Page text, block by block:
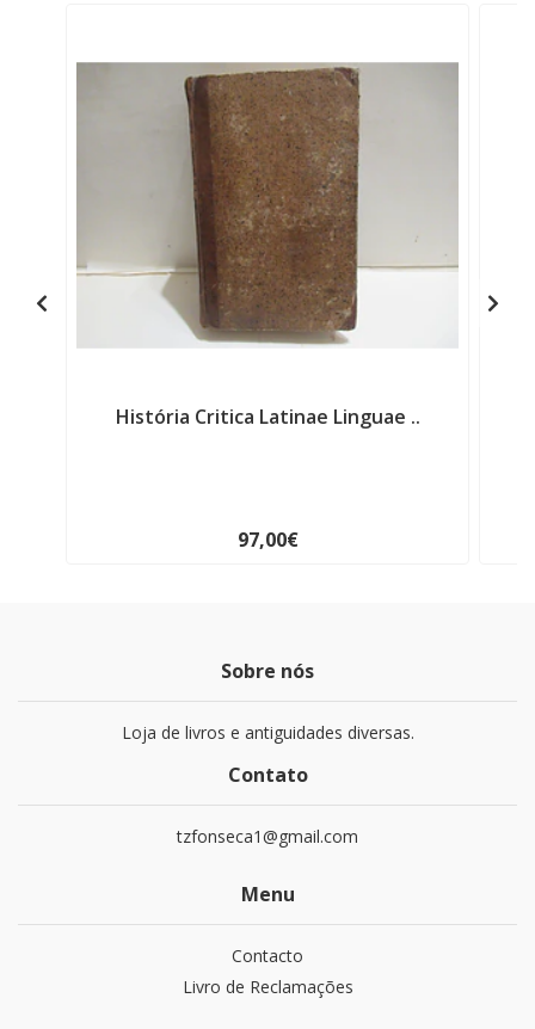
História Critica Latinae Linguae ..
97,00€
Sobre nós
Loja de livros e antiguidades diversas.
Contato
tzfonseca1@gmail.com
Menu
Contacto
Livro de Reclamações